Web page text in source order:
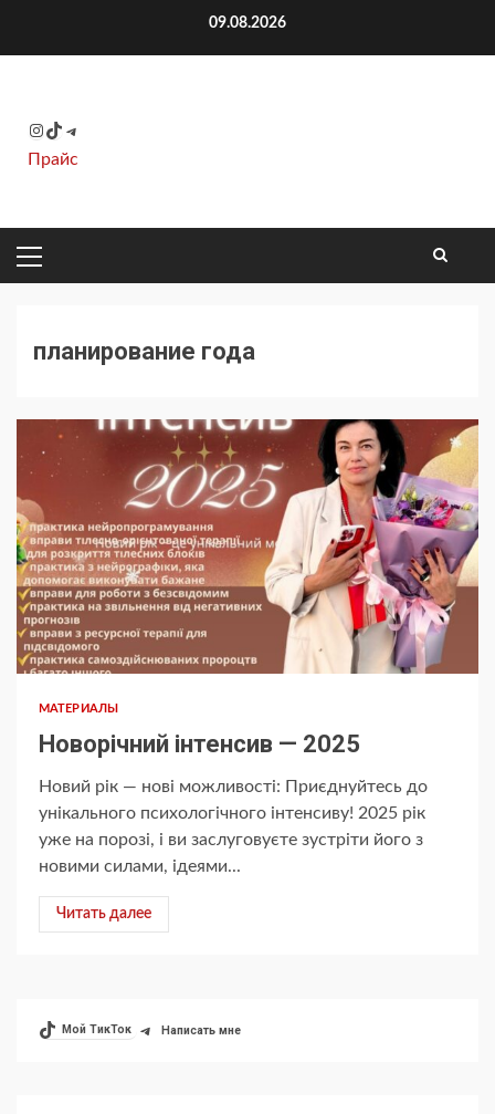
09.08.2026
Instagram
TikTok
Telegram
Прайс
ОСНОВНОЕ
МЕНЮ
планирование года
МАТЕРИАЛЫ
Новорічний інтенсив — 2025
Новий рік — нові можливості: Приєднуйтесь до
унікального психологічного інтенсиву! 2025 рік
уже на порозі, і ви заслуговуєте зустріти його з
новими силами, ідеями...
Читать далее
Мой ТикТок Написать мне